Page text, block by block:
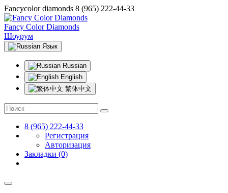
Fancycolor diamonds 8 (965) 222-44-33
Fancy Color Diamonds
Шоурум
Язык
Russian
English
繁体中文
8 (965) 222-44-33
Регистрация
Авторизация
Закладки (0)